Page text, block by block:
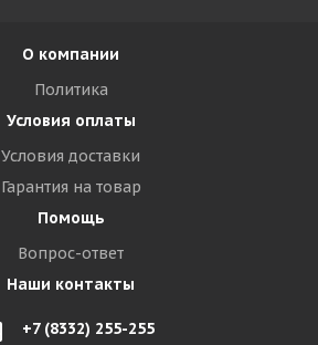
О компании
Политика
Условия оплаты
Условия доставки
Гарантия на товар
Помощь
Вопрос-ответ
Наши контакты
+7 (8332) 255-255